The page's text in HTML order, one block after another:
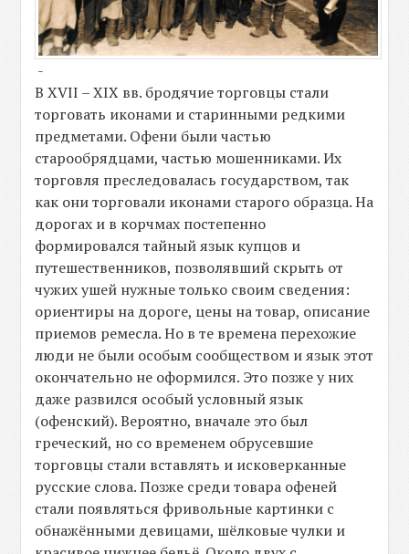
-
В XVII – XIX вв. бродячие торговцы стали
торговать иконами и старинными редкими
предметами. Офени были частью
старообрядцами, частью мошенниками. Их
торговля преследовалась государством, так
как они торговали иконами старого образца. На
дорогах и в корчмах постепенно
формировался тайный язык купцов и
путешественников, позволявший скрыть от
чужих ушей нужные только своим сведения:
ориентиры на дороге, цены на товар, описание
приемов ремесла. Но в те времена перехожие
люди не были особым сообществом и язык этот
окончательно не оформился. Это позже у них
даже развился особый условный язык
(офенский). Вероятно, вначале это был
греческий, но со временем обрусевшие
торговцы стали вставлять и исковерканные
русские слова. Позже среди товара офеней
стали появляться фривольные картинки с
обнажёнными девицами, шёлковые чулки и